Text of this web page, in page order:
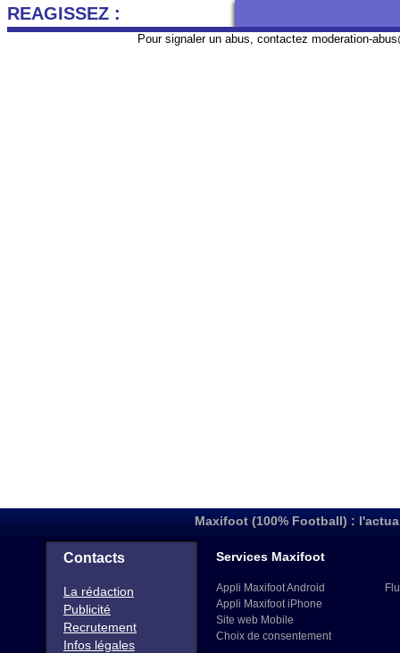
REAGISSEZ :
Pour signaler un abus, contactez moderation-
Maxifoot (100% Football) :
Contacts
La rédaction
Publicité
Recrutement
Infos légales
Services Maxifoot
Appli Maxifoot Android
Appli Maxifoot iPhone
Site web Mobile
Choix de consentement